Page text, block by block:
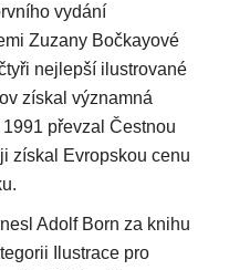
vydání
Zuzany Bočkayové
nejlepší ilustrované
získal významná
převzal Čestnou
získal Evropskou cenu
Adolf Born za knihu
Ilustrace pro